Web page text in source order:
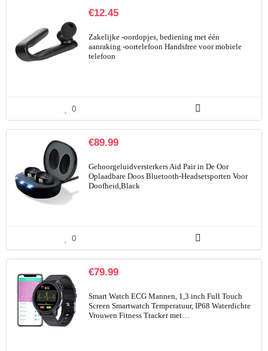
€12.45
Zakelijke -oordopjes, bediening met één
aanraking -oortelefoon Handsfree voor mobiele
telefoon
0
€89.99
Gehoorgeluidversterkers Aid Pair in De Oor
Oplaadbare Doos Bluetooth-Headsetsporten Voor
Doofheid,Black
0
€79.99
Smart Watch ECG Mannen, 1,3 inch Full Touch
Screen Smartwatch Temperatuur, IP68 Waterdichte
Vrouwen Fitness Tracker met…